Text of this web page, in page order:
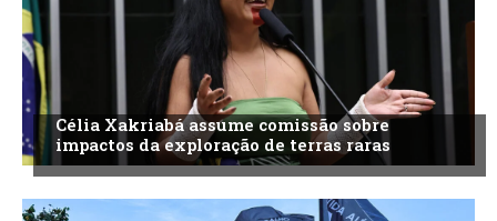
Célia Xakriabá assume comissão sobre
impactos da exploração de terras raras